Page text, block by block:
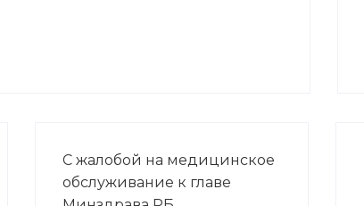
С жалобой на медицинское
обслуживание к главе